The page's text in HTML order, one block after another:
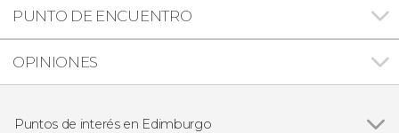
PUNTO DE ENCUENTRO
OPINIONES
Puntos de interés en Edimburgo